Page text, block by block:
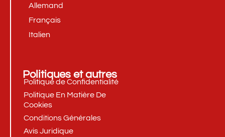
Allemand
Français
Italien
Politiques et autres
Politique de Confidentialité
Politique En Matière De
Cookies
Conditions Générales
Avis Juridique